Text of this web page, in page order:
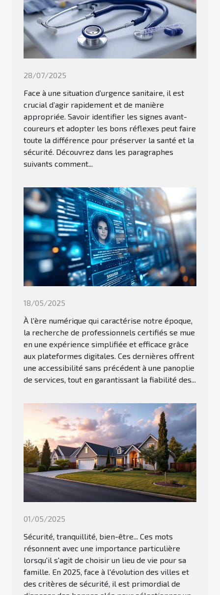
28/07/2025
Face à une situation d’urgence sanitaire, il est
crucial d’agir rapidement et de manière
appropriée. Savoir identifier les signes avant-
coureurs et adopter les bons réflexes peut faire
toute la différence pour préserver la santé et la
sécurité. Découvrez dans les paragraphes
suivants comment...
18/05/2025
À l'ère numérique qui caractérise notre époque,
la recherche de professionnels certifiés se mue
en une expérience simplifiée et efficace grâce
aux plateformes digitales. Ces dernières offrent
une accessibilité sans précédent à une panoplie
de services, tout en garantissant la fiabilité des...
01/05/2025
Sécurité, tranquillité, bien-être... Ces mots
résonnent avec une importance particulière
lorsqu'il s'agit de choisir un lieu de vie pour sa
famille. En 2025, face à l'évolution des villes et
des critères de sécurité, il est primordial de